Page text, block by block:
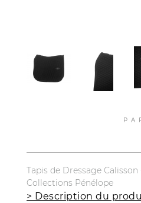
Tapis de Dressage Calisson
Collections Pénélope
> Description du